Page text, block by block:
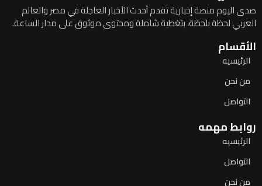
صدى اليوم منصة إخبارية تقدم أحدث الأخبار العاجلة في مصر والعالم
العربي لحظة بلحظة، بتغطية شاملة ومحتوى موثوق على مدار الساعة.
الأقسام
الرئيسيه
من نحن
التواصل
روابط مهمه
الرئيسيه
التواصل
من نحن